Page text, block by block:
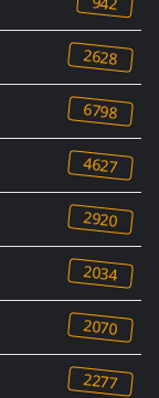
2628
6798
4627
2920
2034
2070
2277